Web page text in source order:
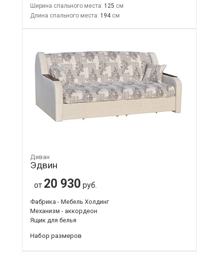
Ширина спального места: 125
Длина спального места: 194
Диван
Эдвин
от 20 930 руб.
Фабрика - Мебель Холдинг
Механизм - аккордеон
Ящик для белья
Набор размеров